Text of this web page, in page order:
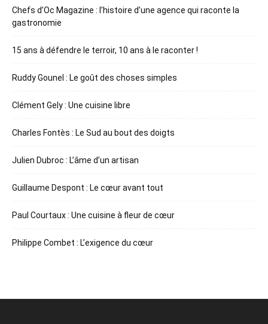
Chefs d’Oc Magazine : l’histoire d’une agence qui raconte la
gastronomie
15 ans à défendre le terroir, 10 ans à le raconter !
Ruddy Gounel : Le goût des choses simples
Clément Gely : Une cuisine libre
Charles Fontès : Le Sud au bout des doigts
Julien Dubroc : L’âme d’un artisan
Guillaume Despont : Le cœur avant tout
Paul Courtaux : Une cuisine à fleur de cœur
Philippe Combet : L’exigence du cœur